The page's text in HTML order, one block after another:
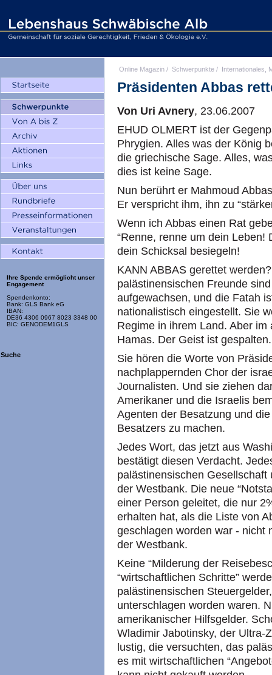
Ihre Spende ermöglicht unser
Engagement
Spendenkonto:
Bank: GLS Bank eG
IBAN:
DE36 4306 0967 8023 3348 00
BIC: GENODEM1GLS
Suche
Online Magazin / Schwerpunkte / Internationales,
Präsidenten Abbas
Von Uri Avnery, 23.06.2007
EHUD OLMERT ist der
Phrygien. Alles was der König
die griechische Sage. Alles,
dies ist keine Sage.
Nun berührt er Mahmoud
Er verspricht ihm, ihn zu
Wenn ich Abbas einen Rat
“Renne, renne um dein
dein Schicksal besiegeln!
KANN ABBAS gerettet
palästinensischen Freunde
aufgewachsen, und die Fatah
nationalistisch eingestellt. Sie
Regime in ihrem Land. Aber
Hamas. Der Geist ist
Sie hören die Worte von
nachplappernden Chor der
Journalisten. Und sie ziehen
Amerikaner und die Israelis
Agenten der Besatzung und
Besatzers zu machen.
Jedes Wort, das jetzt aus
bestätigt diesen Verdacht.
palästinensischen
der Westbank. Die neue
einer Person geleitet, die nur
erhalten hat, als die Liste von
geschlagen worden war - nicht
der Westbank.
Keine “Milderung der
“wirtschaftlichen Schritte”
palästinensischen
unterschlagen worden waren.
amerikanischer Hilfsgelder.
Wladimir Jabotinsky, der Ultra-
lustig, die versuchten, das
es mit wirtschaftlichen